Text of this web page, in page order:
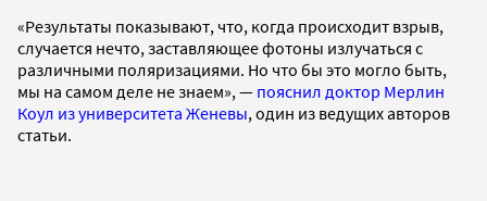
«Результаты показывают, что, когда происходит взрыв,
случается нечто, заставляющее фотоны излучаться с
различными поляризациями. Но что бы это могло быть,
мы на самом деле не знаем», — пояснил доктор Мерлин
Коул из университета Женевы, один из ведущих авторов
статьи.